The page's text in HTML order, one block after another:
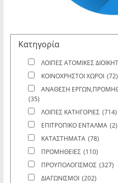
Κατηγορία
ΛΟΙΠΕΣ ΑΤΟΜΙΚΕΣ
ΚΟΙΝΟΧΡΗΣΤΟΙ ΧΩΡΟΙ (72)
ΑΝΑΘΕΣΗ
(35)
ΛΟΙΠΕΣ ΚΑΤΗΓΟΡΙΕΣ (714)
ΕΠΙΤΡΟΠΙΚΟ ΕΝΤΑΛΜΑ (2)
ΚΑΤΑΣΤΗΜΑΤΑ (78)
ΠΡΟΜΗΘΕΙΕΣ (110)
ΠΡΟΥΠΟΛΟΓΙΣΜΟΣ (327)
ΔΙΑΓΩΝΙΣΜΟΙ (202)